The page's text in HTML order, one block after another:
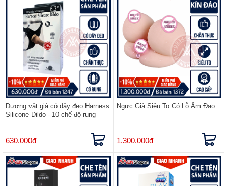
Dương vật giả có dây đeo Harness
Silicone Dildo - 10 chế độ rung
630.000đ
Ngực Giả Siêu To Có Lỗ Âm Đạo
1.300.000đ